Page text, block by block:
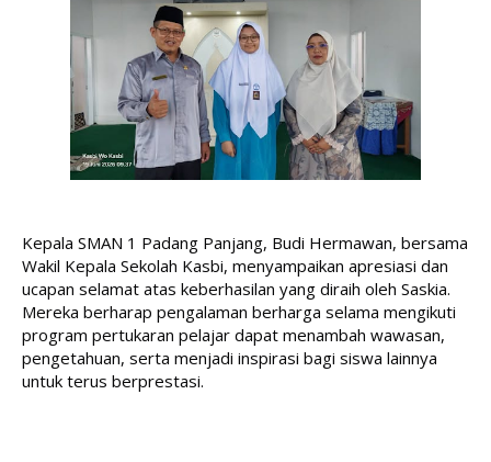
Kepala SMAN 1 Padang Panjang, Budi Hermawan, bersama
Wakil Kepala Sekolah Kasbi, menyampaikan apresiasi dan
ucapan selamat atas keberhasilan yang diraih oleh Saskia.
Mereka berharap pengalaman berharga selama mengikuti
program pertukaran pelajar dapat menambah wawasan,
pengetahuan, serta menjadi inspirasi bagi siswa lainnya
untuk terus berprestasi.